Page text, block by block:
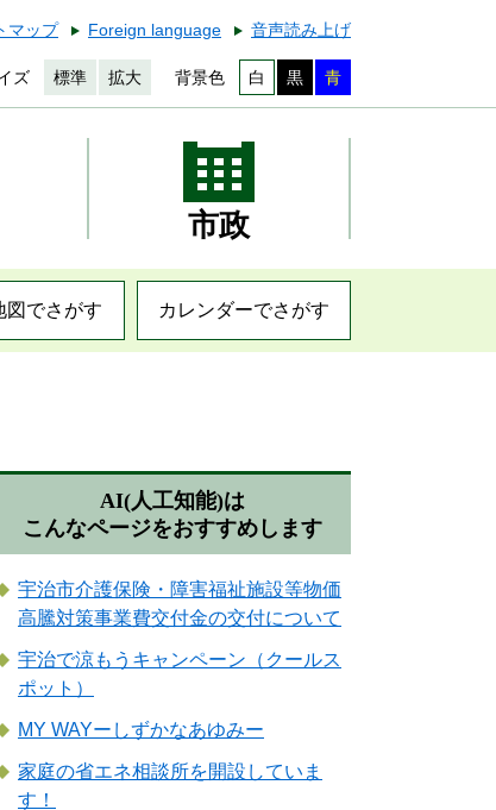
マップ Foreign language 音声読み上げ
ズ 標準 拡大 背景色 白 黒 青
市政
図でさがす カレンダーでさがす
AI(人工知能)は
こんなページをおすすめします
宇治市介護保険・障害福祉施設等物価
高騰対策事業費交付金の交付について
宇治で涼もうキャンペーン（クールス
ポット）
MY WAYーしずかなあゆみー
家庭の省エネ相談所を開設していま
す！